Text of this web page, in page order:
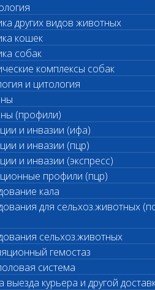
других видов животных
кошек
собак
комплексы собак
и цитология
(профили)
и инвазии (ифа)
и инвазии (пцр)
и инвазии (экспресс)
профили (пцр)
кала
для сельхоз.животных
сельхоз.животных
гемостаз
система
выезда курьера и другой
срочных
биохимических